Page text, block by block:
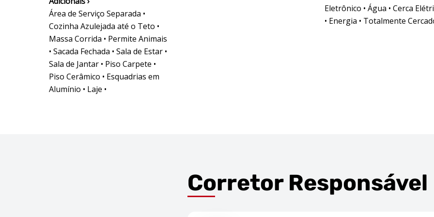
Área de Serviço Separada •
Cozinha Azulejada até o Teto •
Massa Corrida • Permite Animais
• Sacada Fechada • Sala de Estar •
Sala de Jantar • Piso Carpete •
Piso Cerâmico • Esquadrias em
Alumínio • Laje •
Eletrônico • Água • Cerca
• Energia • Totalmente
Corretor Responsável